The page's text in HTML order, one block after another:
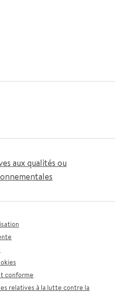
aux qualités ou
conforme
relatives à la lutte contre la